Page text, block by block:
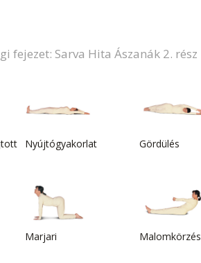
fejezet: Sarva Hita Ászanák 2. rész
Nyújtógyakorlat Gördülés
Marjari Malomkörzés